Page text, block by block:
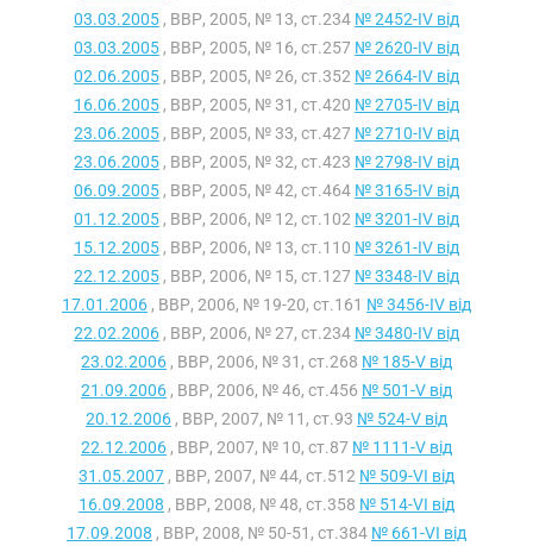
03.03.2005 , ВВР, 2005, № 13, ст.234 № 2452-IV від
03.03.2005 , ВВР, 2005, № 16, ст.257 № 2620-IV від
02.06.2005 , ВВР, 2005, № 26, ст.352 № 2664-IV від
16.06.2005 , ВВР, 2005, № 31, ст.420 № 2705-IV від
23.06.2005 , ВВР, 2005, № 33, ст.427 № 2710-IV від
23.06.2005 , ВВР, 2005, № 32, ст.423 № 2798-IV від
06.09.2005 , ВВР, 2005, № 42, ст.464 № 3165-IV від
01.12.2005 , ВВР, 2006, № 12, ст.102 № 3201-IV від
15.12.2005 , ВВР, 2006, № 13, ст.110 № 3261-IV від
22.12.2005 , ВВР, 2006, № 15, ст.127 № 3348-IV від
17.01.2006 , ВВР, 2006, № 19-20, ст.161 № 3456-IV від
22.02.2006 , ВВР, 2006, № 27, ст.234 № 3480-IV від
23.02.2006 , ВВР, 2006, № 31, ст.268 № 185-V від
21.09.2006 , ВВР, 2006, № 46, ст.456 № 501-V від
20.12.2006 , ВВР, 2007, № 11, ст.93 № 524-V від
22.12.2006 , ВВР, 2007, № 10, ст.87 № 1111-V від
31.05.2007 , ВВР, 2007, № 44, ст.512 № 509-VI від
16.09.2008 , ВВР, 2008, № 48, ст.358 № 514-VI від
17.09.2008 , ВВР, 2008, № 50-51, ст.384 № 661-VI від